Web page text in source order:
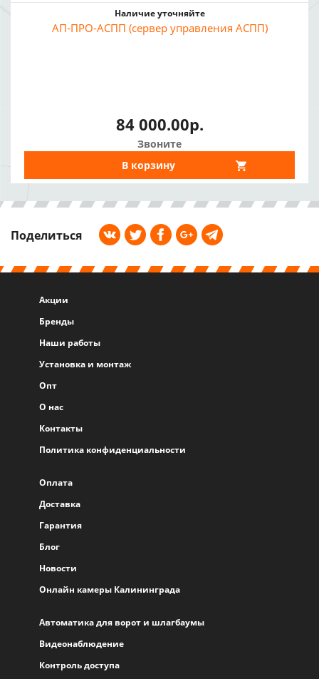
Наличие уточняйте
АП-ПРО-АСПП (сервер управления АСПП)
84 000.00р.
Звоните
В корзину
Поделиться
Акции
Бренды
Наши работы
Установка и монтаж
Опт
О нас
Контакты
Политика конфиденциальности
Оплата
Доставка
Гарантия
Блог
Новости
Онлайн камеры Калининграда
Автоматика для ворот и шлагбаумы
Видеонаблюдение
Контроль доступа